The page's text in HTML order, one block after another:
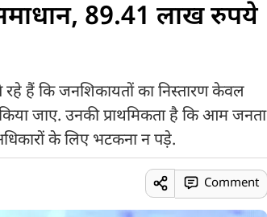
89.41 लाख रुपये
रहे हैं कि जनशिकायतों का निस्तारण केवल
जाए. उनकी प्राथमिकता है कि आम जनता
के लिए भटकना न पड़े.
Comment